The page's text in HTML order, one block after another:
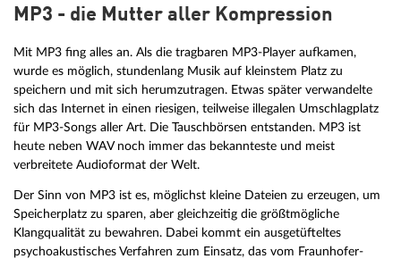
MP3 - die Mutter aller Kompression
Mit MP3 fing alles an. Als die tragbaren MP3-Player aufkamen,
wurde es möglich, stundenlang Musik auf kleinstem Platz zu
speichern und mit sich herumzutragen. Etwas später verwandelte
sich das Internet in einen riesigen, teilweise illegalen Umschlagplatz
für MP3-Songs aller Art. Die Tauschbörsen entstanden. MP3 ist
heute neben WAV noch immer das bekannteste und meist
verbreitete Audioformat der Welt.
Der Sinn von MP3 ist es, möglichst kleine Dateien zu erzeugen, um
Speicherplatz zu sparen, aber gleichzeitig die größtmögliche
Klangqualität zu bewahren. Dabei kommt ein ausgetüfteltes
psychoakustisches Verfahren zum Einsatz, das vom Fraunhofer-